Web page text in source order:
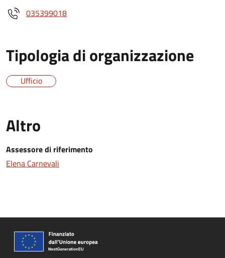
035399018
Tipologia di organizzazione
Ufficio
Altro
Assessore di riferimento
Elena Carnevali